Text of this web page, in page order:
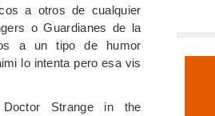
a otros de cualquier
o Guardianes de la
a un tipo de humor
lo intenta pero esa vis
Strange in the